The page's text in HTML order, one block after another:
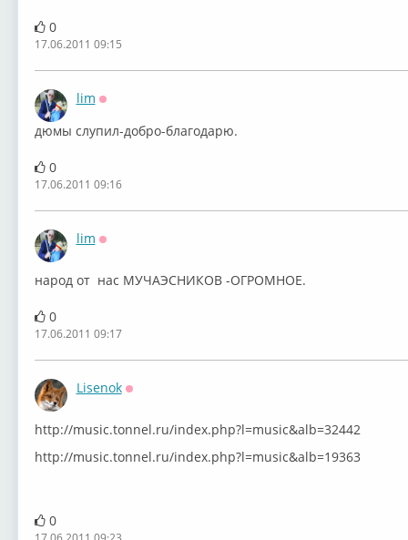
0
17.06.2011 09:15
lim
дюмы слупил-добро-благодарю.
0
17.06.2011 09:16
lim
народ от нас МУЧАЭСНИКОВ -ОГРОМНОЕ.
0
17.06.2011 09:17
Lisenok
http://music.tonnel.ru/index.php?l=music&alb=32442
http://music.tonnel.ru/index.php?l=music&alb=19363
0